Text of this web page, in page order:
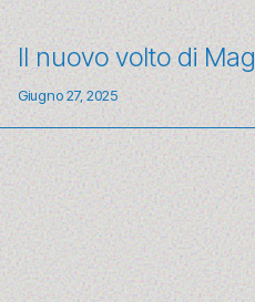
Il nuovo volto di
Giugno 27, 2025